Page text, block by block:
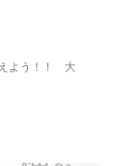
よう！！ 大